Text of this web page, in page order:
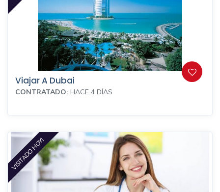
Viajar A Dubai
CONTRATADO: HACE 4 DÍAS
VISITADO HOY!